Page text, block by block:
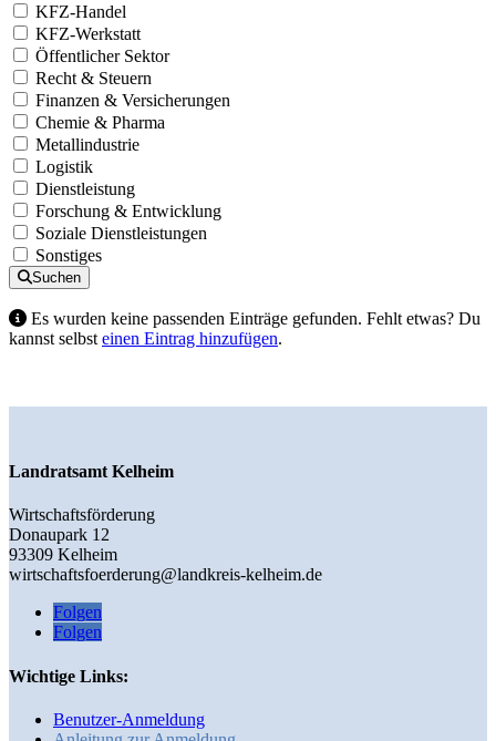
KFZ-Handel
KFZ-Werkstatt
Öffentlicher Sektor
Recht & Steuern
Finanzen & Versicherungen
Chemie & Pharma
Metallindustrie
Logistik
Dienstleistung
Forschung & Entwicklung
Soziale Dienstleistungen
Sonstiges
Suchen
Es wurden keine passenden Einträge gefunden. Fehlt etwas? Du
kannst selbst einen Eintrag hinzufügen.
Landratsamt Kelheim
Wirtschaftsförderung
Donaupark 12
93309 Kelheim
wirtschaftsfoerderung@landkreis-kelheim.de
Folgen
Folgen
Wichtige Links:
Benutzer-Anmeldung